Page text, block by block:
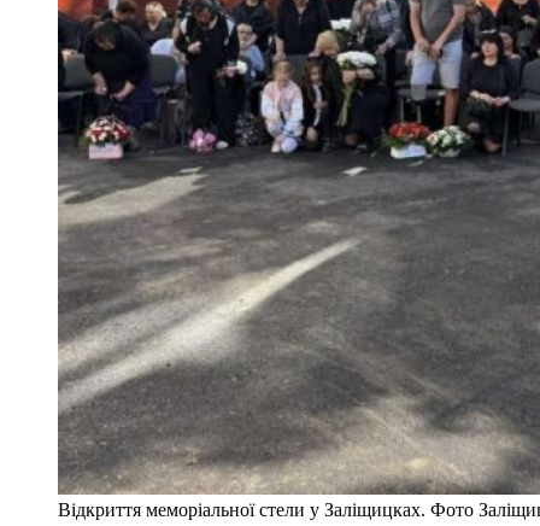
Відкриття меморіальної стели у Заліщицках. Фото